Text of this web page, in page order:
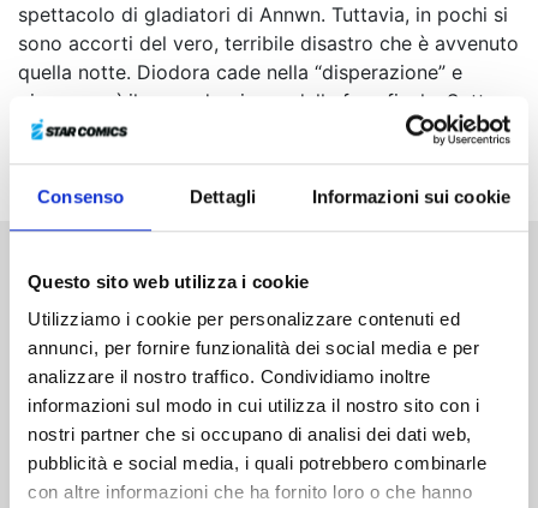
Consenso Dettagli Informazioni sui cookie
Questo sito web utilizza i cookie
Utilizziamo i cookie per personalizzare contenuti ed
annunci, per fornire funzionalità dei social media e per
analizzare il nostro traffico. Condividiamo inoltre
informazioni sul modo in cui utilizza il nostro sito con i
nostri partner che si occupano di analisi dei dati web,
pubblicità e social media, i quali potrebbero combinarle
con altre informazioni che ha fornito loro o che hanno
spettacolo di gladiatori di Annwn. Tuttavia, in pochi si
sono accorti del vero, terribile disastro che è avvenuto
quella notte. Diodora cade nella “disperazione” e
giunge così il secondo giorno della fase finale. Sotto
oscure nubi minacciose, Nasiens, Gawain e Isolde
salgono sul palco...
Altri volumi della serie